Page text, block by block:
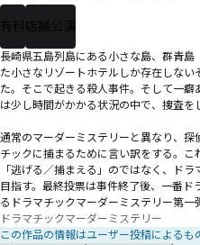
有料 店舗公演
長崎県五島列島にある小さな島、群青
た小さなリゾートホテルしか存在しな
た。そこで起きる殺人事件。そして一
は少し時間がかかる状況の中で、捜査を
通常のマーダーミステリーと異なり、
チックに捕まるために言い訳をする。
「逃げる／捕まえる」のではなく、ド
目指す。最終投票は事件終了後、一番
るドラマチックマーダーミステリー第一
ドラマチックマーダーミステリー
この作品の情報はユーザー投稿によるも